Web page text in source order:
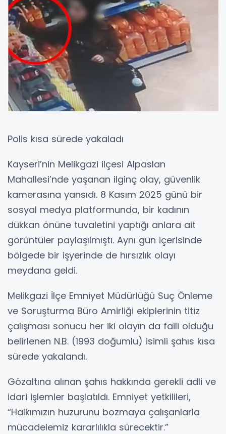
Polis kısa sürede yakaladı
Kayseri’nin Melikgazi ilçesi Alpaslan
Mahallesi’nde yaşanan ilginç olay, güvenlik
kamerasına yansıdı. 8 Kasım 2025 günü bir
sosyal medya platformunda, bir kadının
dükkan önüne tuvaletini yaptığı anlara ait
görüntüler paylaşılmıştı. Aynı gün içerisinde
bölgede bir işyerinde de hırsızlık olayı
meydana geldi.
Melikgazi İlçe Emniyet Müdürlüğü Suç Önleme
ve Soruşturma Büro Amirliği ekiplerinin titiz
çalışması sonucu her iki olayın da faili olduğu
belirlenen N.B. (1993 doğumlu) isimli şahıs kısa
sürede yakalandı.
Gözaltına alınan şahıs hakkında gerekli adli ve
idari işlemler başlatıldı. Emniyet yetkilileri,
“Halkımızın huzurunu bozmaya çalışanlarla
mücadelemiz kararlılıkla sürecektir.”